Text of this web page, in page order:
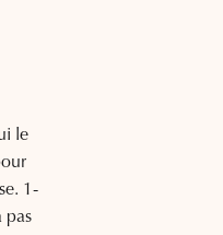
le
1-
pas